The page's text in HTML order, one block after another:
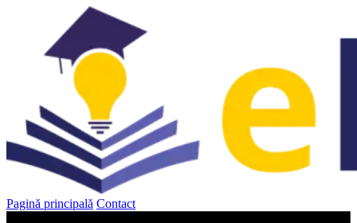
Pagină principală Contact